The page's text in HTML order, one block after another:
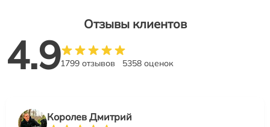
Отзывы клиентов
4.91799 отзывов 5358 оценок
Королев Дмитрий